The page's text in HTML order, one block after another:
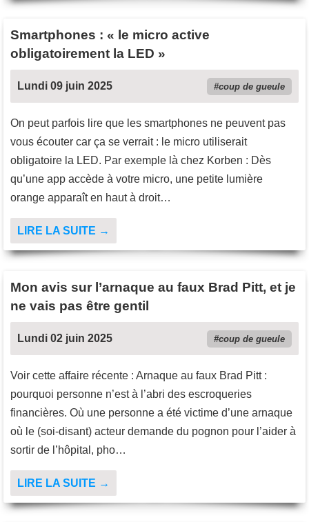
Smartphones : « le micro active
obligatoirement la LED »
Lundi 09 juin 2025 coup de gueule
On peut parfois lire que les smartphones ne peuvent pas
vous écouter car ça se verrait : le micro utiliserait
obligatoire la LED. Par exemple là chez Korben : Dès
qu’une app accède à votre micro, une petite lumière
orange apparaît en haut à droit…
LIRE LA SUITE →
Mon avis sur l’arnaque au faux Brad Pitt, et je
ne vais pas être gentil
Lundi 02 juin 2025 coup de gueule
Voir cette affaire récente : Arnaque au faux Brad Pitt :
pourquoi personne n’est à l’abri des escroqueries
financières. Où une personne a été victime d’une arnaque
où le (soi-disant) acteur demande du pognon pour l’aider à
sortir de l’hôpital, pho…
LIRE LA SUITE →